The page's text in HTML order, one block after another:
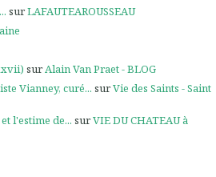
surLAFAUTEAROUSSEAU
surAlain Van Praet - BLOG
Vianney, curé... surVie des Saints - Saint
l'estime de... surVIE DU CHATEAU à